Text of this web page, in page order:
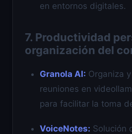
en entornos digitales.
7. Productividad
organización del
Granola AI: Organiza
reuniones en
para facilitar la toma
VoiceNotes: Solución